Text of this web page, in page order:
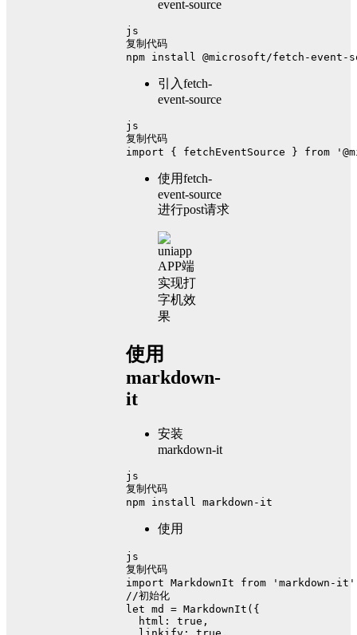
event-source
js
复制代码
npm install @microsoft/fetch-event-
引入fetch-
event-source
js
复制代码
import { fetchEventSource } from
使用fetch-
event-source
进行post请求
使用
markdown-
it
安装
markdown-it
js
复制代码
npm install markdown-it
使用
js
复制代码
import MarkdownIt from 'markdown-it'
//初始化
let md = MarkdownIt ({
html : true ,